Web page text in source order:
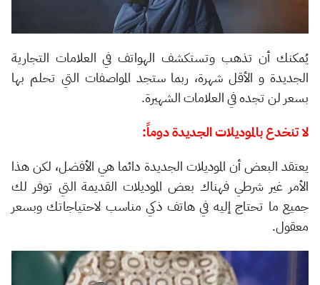
يُمكنك أن تذهب وتستكشف الهواتف في العلامات التجارية
الجديدة و الأقل شهرة، ربما ستجد المواصفات التي تحلم بها
بسعر لن تجده في العلامات الشهيرة.
لا تنخدع بالموديلات الجديدة دوماً:
يعتقد البعض أن الموديلات الجديدة دائما هي الأفضل، لكن هذا
الأمر غير شرطي فهناك بعض الموديلات القديمة التي توفر لك
جميع ما تحتاج إليه في هاتف ذكي مناسب لاحتياجاتك وبسعر
معقول.